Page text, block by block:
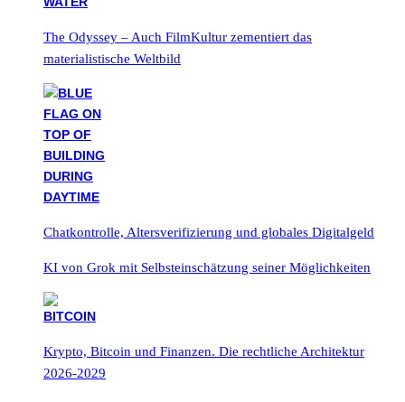
The Odyssey – Auch FilmKultur zementiert das
materialistische Weltbild
Chatkontrolle, Altersverifizierung und globales Digitalgeld
KI von Grok mit Selbsteinschätzung seiner Möglichkeiten
Krypto, Bitcoin und Finanzen. Die rechtliche Architektur
2026-2029